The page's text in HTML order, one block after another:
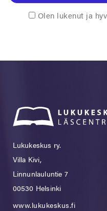
Olen lukenut ja
Lukukeskus ry.
Villa Kivi,
Linnunlauluntie 7
00530 Helsinki
www.lukukeskus.fi